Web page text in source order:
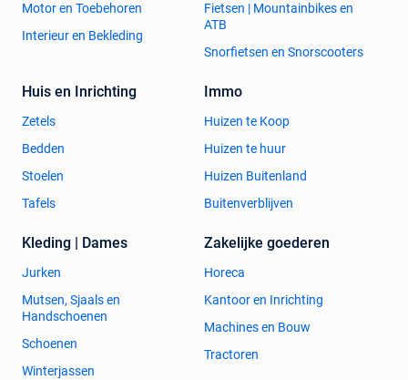
Motor en Toebehoren
Interieur en Bekleding
Fietsen | Mountainbikes en
ATB
Snorfietsen en Snorscooters
Huis en Inrichting
Zetels
Bedden
Stoelen
Tafels
Immo
Huizen te Koop
Huizen te huur
Huizen Buitenland
Buitenverblijven
Kleding | Dames
Jurken
Mutsen, Sjaals en
Handschoenen
Schoenen
Winterjassen
Zakelijke goederen
Horeca
Kantoor en Inrichting
Machines en Bouw
Tractoren